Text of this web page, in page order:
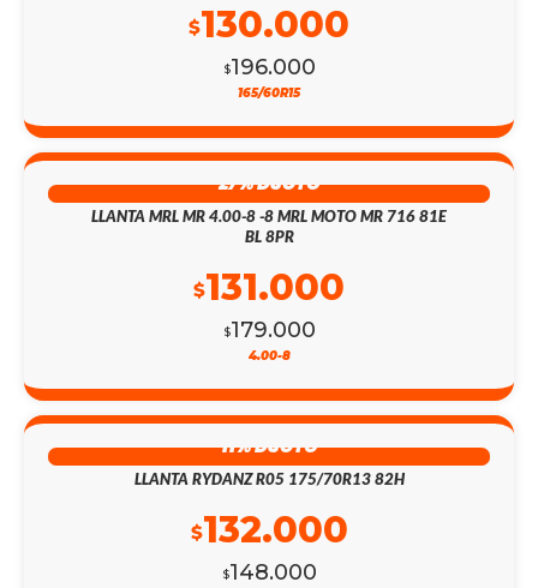
$196.000
$130.000
165/60R15
27% DSCTO
LLANTA MRL MR 4.00-8 -8 MRL MOTO MR 716 81E
BL 8PR
$179.000
$131.000
4.00-8
11% DSCTO
LLANTA RYDANZ R05 175/70R13 82H
$148.000
$132.000